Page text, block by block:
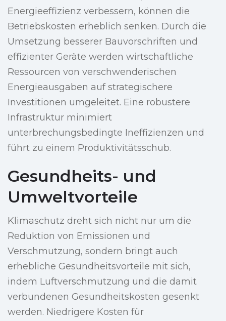
Energieeffizienz verbessern, können die
Betriebskosten erheblich senken. Durch die
Umsetzung besserer Bauvorschriften und
effizienter Geräte werden wirtschaftliche
Ressourcen von verschwenderischen
Energieausgaben auf strategischere
Investitionen umgeleitet. Eine robustere
Infrastruktur minimiert
unterbrechungsbedingte Ineffizienzen und
führt zu einem Produktivitätsschub.
Gesundheits- und
Umweltvorteile
Klimaschutz dreht sich nicht nur um die
Reduktion von Emissionen und
Verschmutzung, sondern bringt auch
erhebliche Gesundheitsvorteile mit sich,
indem Luftverschmutzung und die damit
verbundenen Gesundheitskosten gesenkt
werden. Niedrigere Kosten für